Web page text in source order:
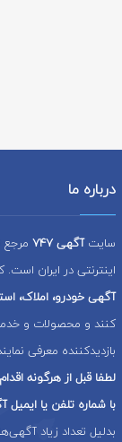
درباره ما
سایتآگهی 747
مرجع
اینترنتی در ایران است.
آگهی خودرو، املاک،
کنند و محصولات و
بازدیدکننده معرفی
لطفا قبل از هرگونه
با شماره تلفن یا
بدلیل تعداد زیاد